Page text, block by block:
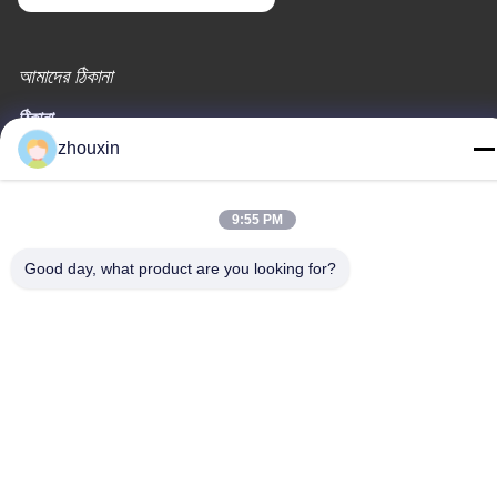
আমাদের ঠিকানা
ঠিকানা
819 # সঙওয়ে রোড (এন) সাংগাইং ইন্ডাস্ট্রিয়াল জোন, শং হাই, চীন 201613
zhouxin
9:55 PM
Good day, what product are you looking for?